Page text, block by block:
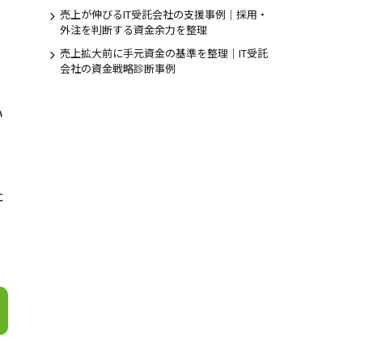
売上が伸びるIT受託会社の支援事例｜採用・
外注を判断する資金余力を整理
売上拡大前に手元資金の基準を整理｜IT受託
会社の資金戦略診断事例
のお問合せ